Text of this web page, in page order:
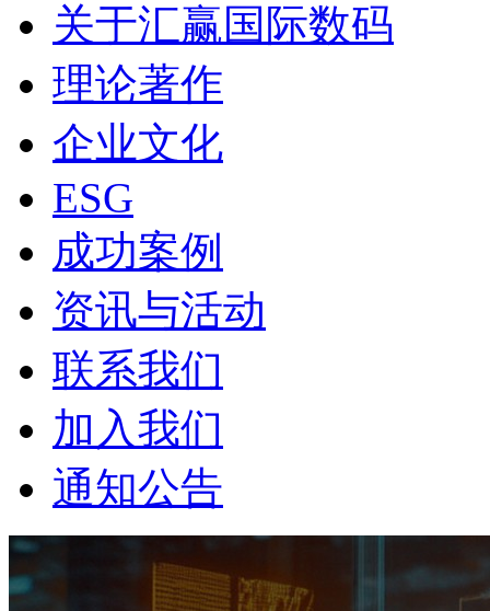
关于汇赢国际数码
理论著作
企业文化
ESG
成功案例
资讯与活动
联系我们
加入我们
通知公告